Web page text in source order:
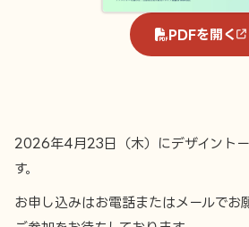
PDFを開く
2026年4月23日（木）にデザイント
す。
お申し込みはお電話またはメールでお